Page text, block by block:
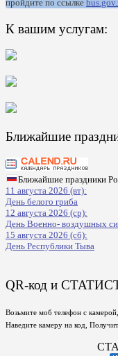
пройдите по ссылке
К вашим услугам:
Ближайшие
Ближайшие праздники
11 августа 2026 (вт):
День белого гриба
12 августа 2026 (ср):
День Военно- воздушных
15 августа 2026 (сб):
День Республики Тыва
QR-код и
Возьмите моб телефон с
Наведите камеру на код,